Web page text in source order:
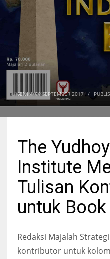
SENIN, 04 SEPTEMBER 2017 /
The
Institute
Tulisan
untuk
Redaksi Majalah
kontributor untuk kolom